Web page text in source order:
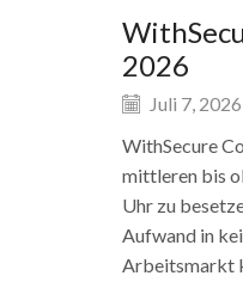
2026
Juli 7, 2026
WithSecure
mittleren bis
Uhr zu
Aufwand in
Arbeitsmarkt